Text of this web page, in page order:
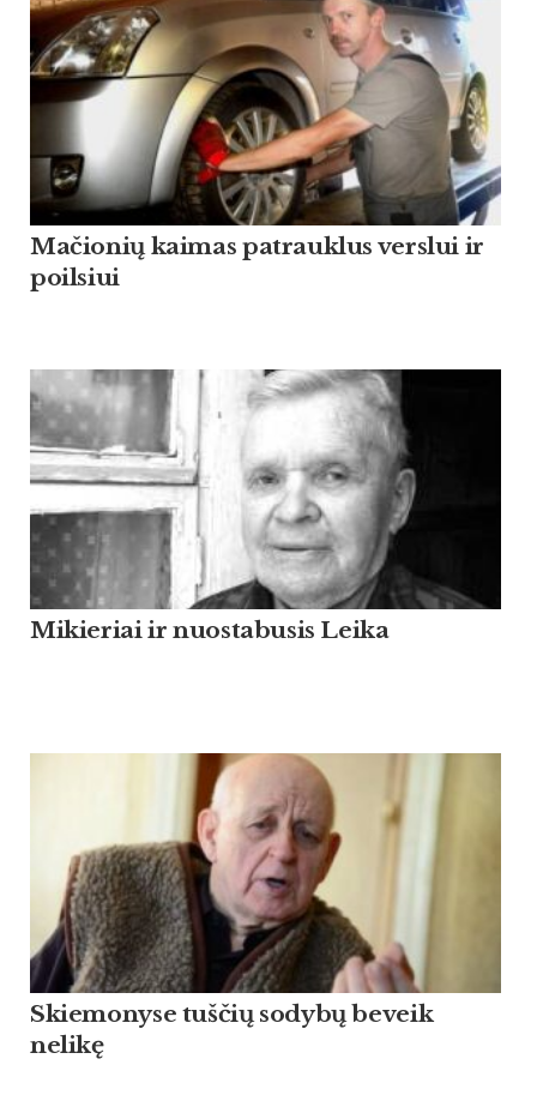
Mačionių kaimas patrauklus verslui ir
poilsiui
Mikieriai ir nuostabusis Leika
Skiemonyse tuščių sodybų beveik
nelikę